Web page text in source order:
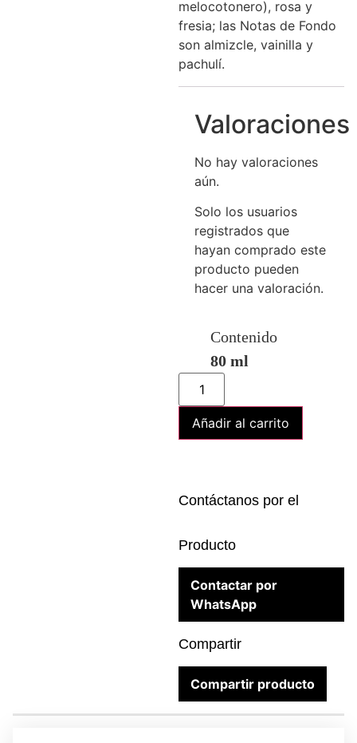
melocotonero), rosa y
fresia; las Notas de Fondo
son almizcle, vainilla y
pachulí.
Valoraciones
No hay valoraciones
aún.
Solo los usuarios
registrados que
hayan comprado este
producto pueden
hacer una valoración.
Contenido
80 ml
Añadir al carrito
Contáctanos por el
Producto
Contactar por
WhatsApp
Compartir
Compartir producto